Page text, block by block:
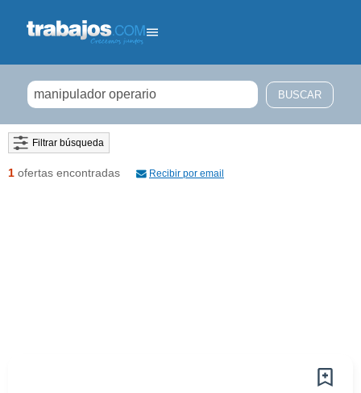
Filtrar búsqueda
1 ofertas encontradas Recibir por email